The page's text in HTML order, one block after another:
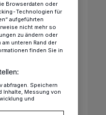
Browserdaten oder
Technologien für
aufgeführten
nicht mehr so
zu ändern oder
unteren Rand der
finden Sie in
abfragen. Speichern
Inhalte, Messung von
und